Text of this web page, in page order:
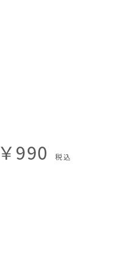
￥990